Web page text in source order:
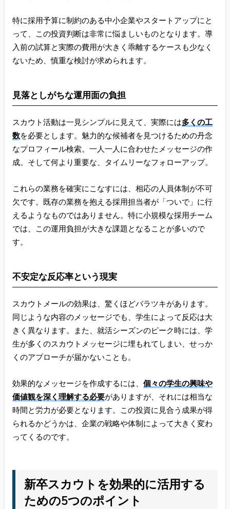
特に採用予算に制約のある中小企業やスタートアップにと
って、この投資判断は非常に悩ましいものとなります。導
入前の試算と実際の費用が大きく乖離するケースも少なく
ないため、慎重な検討が求められます。
見落としがちな運用面の負担
スカウト活動は一見シンプルに見えて、実際には多くの工
数を必要とします。魅力的な候補者を見つけるための丹念
なプロフィール検索。一人一人に合わせたメッセージの作
成。そして何より重要な、タイムリーなフォローアップ。
これらの業務を確実にこなすには、相応の人員体制が不可
欠です。既存の業務を抱える採用担当者が「ついで」に行
えるようなものではありません。特に小規模な採用チーム
では、この運用負担が大きな課題となることが多いので
す。
不安定な反応率という現実
スカウトメールの効果は、驚くほどバラツキがあります。
同じような内容のメッセージでも、学生によって反応は大
きく異なります。また、就活シーズンのピーク時には、学
生が多くのスカウトメッセージに埋もれてしまい、せっか
くのアプローチが届かないことも。
効果的なメッセージを作成するには、 個々の学生の興味や
価値観を深く理解する必要がありますが、それには相当な
時間と労力が必要となります。この投資に見合う成果が得
られるかどうかは、企業の戦略や体制によって大きく変わ
ってくるのです。
新卒スカウトを効果的に活用する
ための5つのポイント